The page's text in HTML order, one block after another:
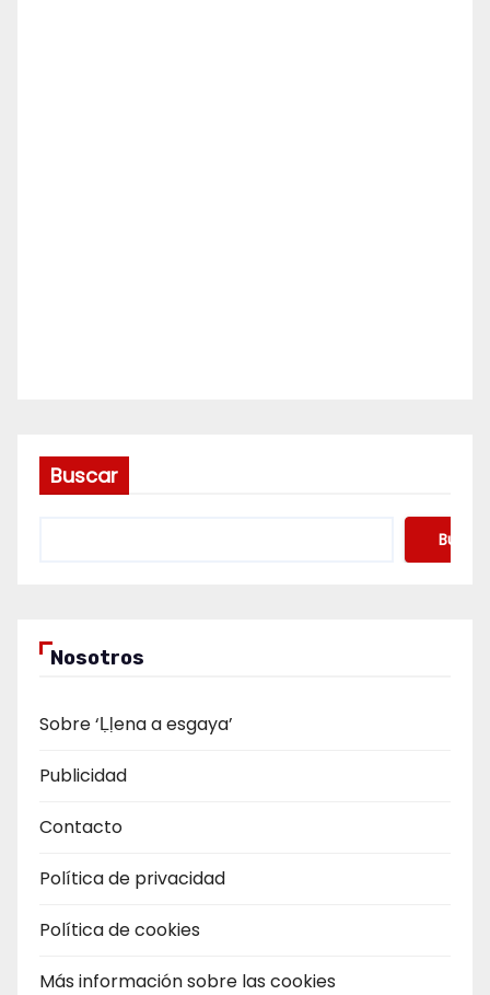
Buscar
Buscar
Nosotros
Sobre ‘Ḷḷena a esgaya’
Publicidad
Contacto
Política de privacidad
Política de cookies
Más información sobre las cookies